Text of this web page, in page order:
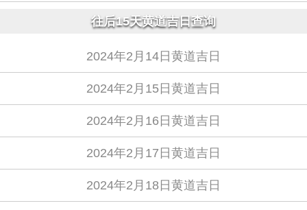
往后15天黄道吉日查询
2024年2月14日黄道吉日
2024年2月15日黄道吉日
2024年2月16日黄道吉日
2024年2月17日黄道吉日
2024年2月18日黄道吉日